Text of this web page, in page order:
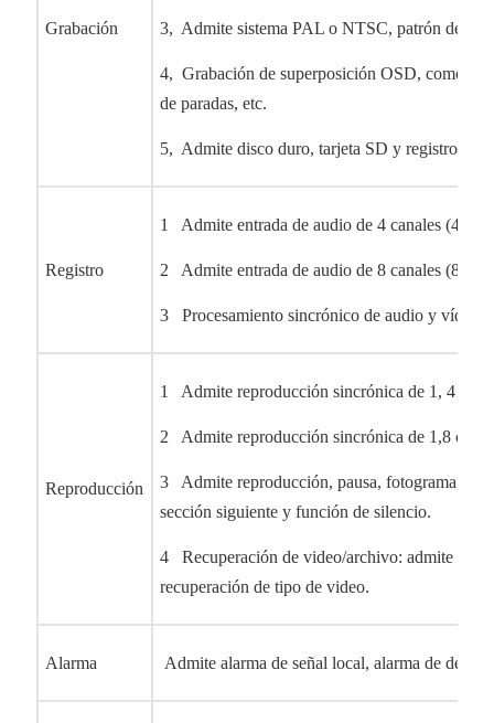
Grabación 3, Admite sistema PAL o NTSC, patrón de
4, Grabación de superposición OSD, como
de paradas, etc.
5, Admite disco duro, tarjeta SD y registro
Registro
1 Admite entrada de audio de 4 canales (4CH)
2 Admite entrada de audio de 8 canales (8CH)
3 Procesamiento sincrónico de audio y vídeo.
Reproducción
1 Admite reproducción sincrónica de 1, 4
2 Admite reproducción sincrónica de 1,8
3 Admite reproducción, pausa, fotograma,
sección siguiente y función de silencio.
4 Recuperación de video/archivo: admite
recuperación de tipo de video.
Alarma Admite alarma de señal local, alarma de